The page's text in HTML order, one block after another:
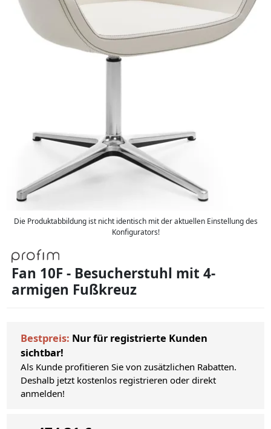
Die Produktabbildung ist nicht identisch mit der aktuellen Einstellung des
Konfigurators!
Fan 10F - Besucherstuhl mit 4-
armigen Fußkreuz
Bestpreis: Nur für registrierte Kunden
sichtbar!
Als Kunde profitieren Sie von zusätzlichen Rabatten.
Deshalb jetzt kostenlos registrieren oder direkt
anmelden!